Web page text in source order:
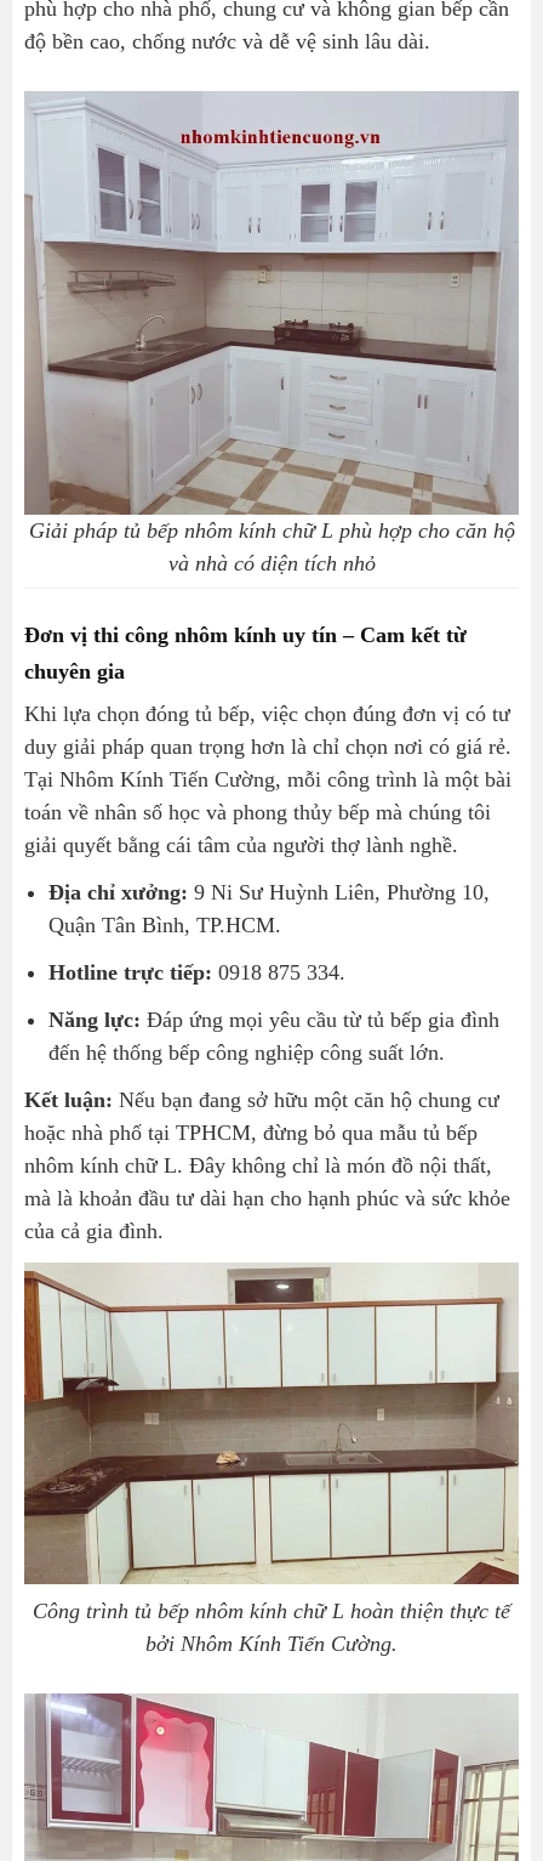
phù hợp cho nhà phố, chung cư và không gian bếp cần
độ bền cao, chống nước và dễ vệ sinh lâu dài.
Giải pháp tủ bếp nhôm kính chữ L phù hợp cho căn hộ
và nhà có diện tích nhỏ
Đơn vị thi công nhôm kính uy tín – Cam kết từ
chuyên gia
Khi lựa chọn đóng tủ bếp, việc chọn đúng đơn vị có tư
duy giải pháp quan trọng hơn là chỉ chọn nơi có giá rẻ.
Tại Nhôm Kính Tiến Cường, mỗi công trình là một bài
toán về nhân số học và phong thủy bếp mà chúng tôi
giải quyết bằng cái tâm của người thợ lành nghề.
Địa chỉ xưởng: 9 Ni Sư Huỳnh Liên, Phường 10,
Quận Tân Bình, TP.HCM.
Hotline trực tiếp: 0918 875 334.
Năng lực: Đáp ứng mọi yêu cầu từ tủ bếp gia đình
đến hệ thống bếp công nghiệp công suất lớn.
Kết luận: Nếu bạn đang sở hữu một căn hộ chung cư
hoặc nhà phố tại TPHCM, đừng bỏ qua mẫu tủ bếp
nhôm kính chữ L. Đây không chỉ là món đồ nội thất,
mà là khoản đầu tư dài hạn cho hạnh phúc và sức khỏe
của cả gia đình.
Công trình tủ bếp nhôm kính chữ L hoàn thiện thực tế
bởi Nhôm Kính Tiến Cường.